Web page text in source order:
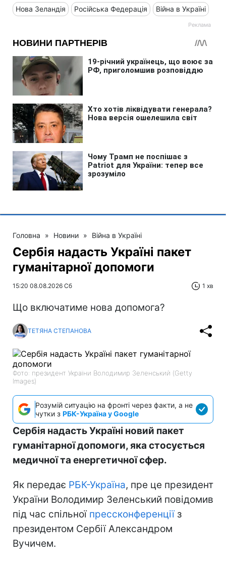
Нова Зеландія Російська Федерація Війна в Україні
Головна » Новини » Війна в Україні
Сербія надасть Україні пакет
гуманітарної допомоги
15:20 08.08.2026 Сб 1 хв
Що включатиме нова допомога?
ТЕТЯНА СТЕПАНОВА
Фото: президент України Володимир Зеленський (Getty
Images)
Розумій ситуацію на фронті через факти, а не
чутки з РБК-Україна у Google
Сербія надасть Україні новий пакет
гуманітарної допомоги, яка стосується
медичної та енергетичної сфер.
Як передає РБК-Україна, пре це президент
України Володимир Зеленський повідомив
під час спільної прессконференціїз
президентом Сербії Александром
Вучичем.